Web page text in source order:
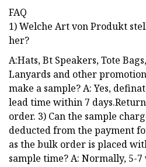
FAQ
1) Welche Art von Produkt
her?
A:Hats, Bt Speakers, Tote
Lanyards and other
make a sample? A: Yes,
lead time within 7
order. 3) Can the sample
deducted from the payment
as the bulk order is placed
sample time? A: Normally, 5-